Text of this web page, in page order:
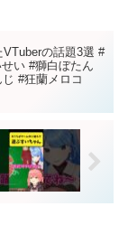
VTuberの話題3選 #
い #獅白ぼたん
#狂蘭メロコ